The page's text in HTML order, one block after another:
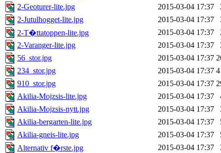
2-Geoturer-lite.jpg
2015-03-04 17:37
2-Jutulhogget-lite.jpg
2015-03-04 17:37
2-T�ttatoppen-lite.jpg
2015-03-04 17:37
2-Varanger-lite.jpg
2015-03-04 17:37
56_stor.jpg
2015-03-04 17:37
234_stor.jpg
2015-03-04 17:37
910_stor.jpg
2015-03-04 17:37
Akilia-Mojzsis-lite.jpg
2015-03-04 17:37
Akilia-Mojzsis-nytt.jpg
2015-03-04 17:37
Akilia-bergarten-lite.jpg
2015-03-04 17:37
Akilia-gneis-lite.jpg
2015-03-04 17:37
Alternativ f�rste.jpg
2015-03-04 17:37